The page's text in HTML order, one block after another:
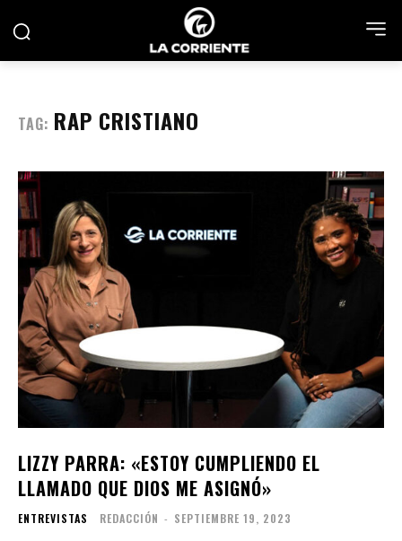
TAG: RAP CRISTIANO
LIZZY PARRA: «ESTOY CUMPLIENDO EL
LLAMADO QUE DIOS ME ASIGNÓ»
ENTREVISTAS REDACCIÓN - SEPTIEMBRE 19, 2023